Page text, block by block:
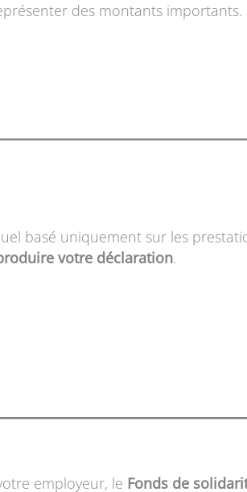
des montants importants.
basé uniquement sur les
votre déclaration.
employeur, le Fonds de